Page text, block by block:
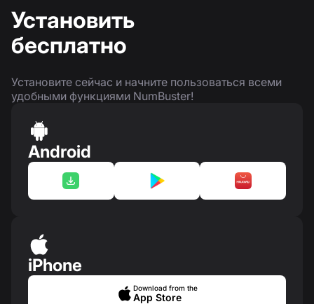
Установить
бесплатно
Установите сейчас и начните пользоваться всеми
удобными функциями NumBuster!
Android
iPhone
Download from the
App Store